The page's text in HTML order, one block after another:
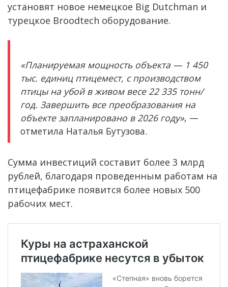
установят новое немецкое Big Dutchman и
турецкое Broodtech оборудование.
«Планируемая мощность объекта — 1 450
тыс. единиц птицемест, с производством
птицы на убой в живом весе 22 335 тонн/
год. Завершить все преобразования на
объекте запланировано в 2026 году», —
отметила Наталья Бутузова.
Сумма инвестиций составит более 3 млрд
рублей, благодаря проведенным работам на
птицефабрике появится более новых 500
рабочих мест.